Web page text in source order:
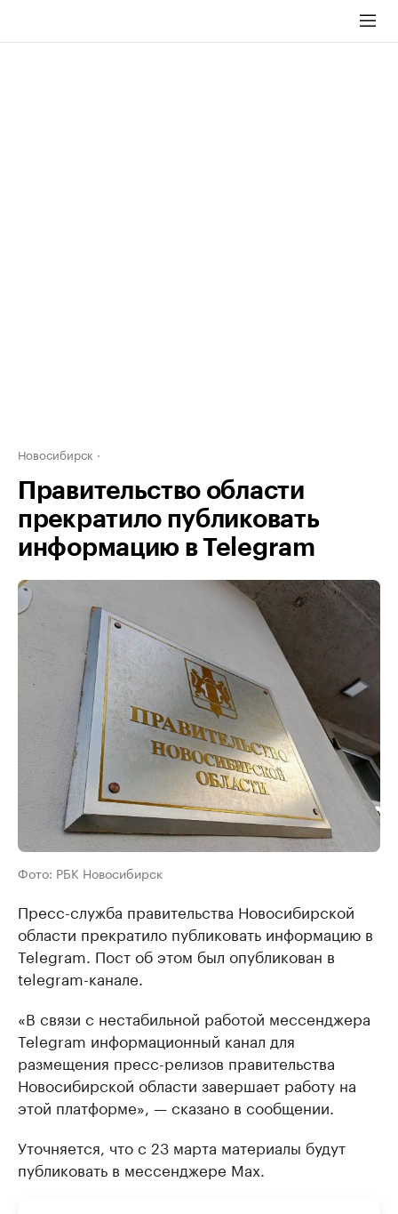
Новосибирск
Правительство области
прекратило публиковать
информацию в Telegram
Фото: РБК Новосибирск
Пресс-служба правительства Новосибирской
области прекратило публиковать информацию в
Telegram. Пост об этом был опубликован в
telegram-канале.
«В связи с нестабильной работой мессенджера
Telegram информационный канал для
размещения пресс-релизов правительства
Новосибирской области завершает работу на
этой платформе», — сказано в сообщении.
Уточняется, что с 23 марта материалы будут
публиковать в мессенджере Max.